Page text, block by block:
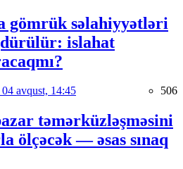
gömrük səlahiyyətləri
islahat
04 avqust, 14:45 506
təmərküzləşməsini
ölçəcək — əsas sınaq